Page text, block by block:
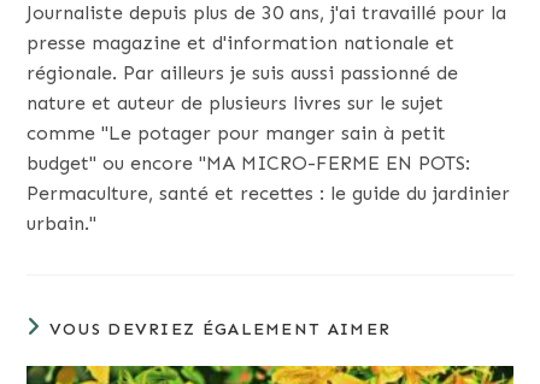
Journaliste depuis plus de 30 ans, j'ai travaillé pour la
presse magazine et d'information nationale et
régionale. Par ailleurs je suis aussi passionné de
nature et auteur de plusieurs livres sur le sujet
comme "Le potager pour manger sain à petit
budget" ou encore "MA MICRO-FERME EN POTS:
Permaculture, santé et recettes : le guide du jardinier
urbain."
VOUS DEVRIEZ ÉGALEMENT AIMER